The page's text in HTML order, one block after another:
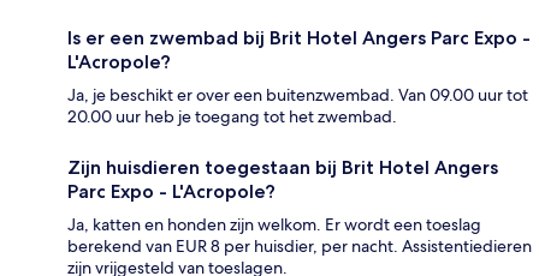
Is er een zwembad bij Brit Hotel Angers Parc Expo -
L'Acropole?
Ja, je beschikt er over een buitenzwembad. Van 09.00 uur tot
20.00 uur heb je toegang tot het zwembad.
Zijn huisdieren toegestaan bij Brit Hotel Angers
Parc Expo - L'Acropole?
Ja, katten en honden zijn welkom. Er wordt een toeslag
berekend van EUR 8 per huisdier, per nacht. Assistentiedieren
zijn vrijgesteld van toeslagen.